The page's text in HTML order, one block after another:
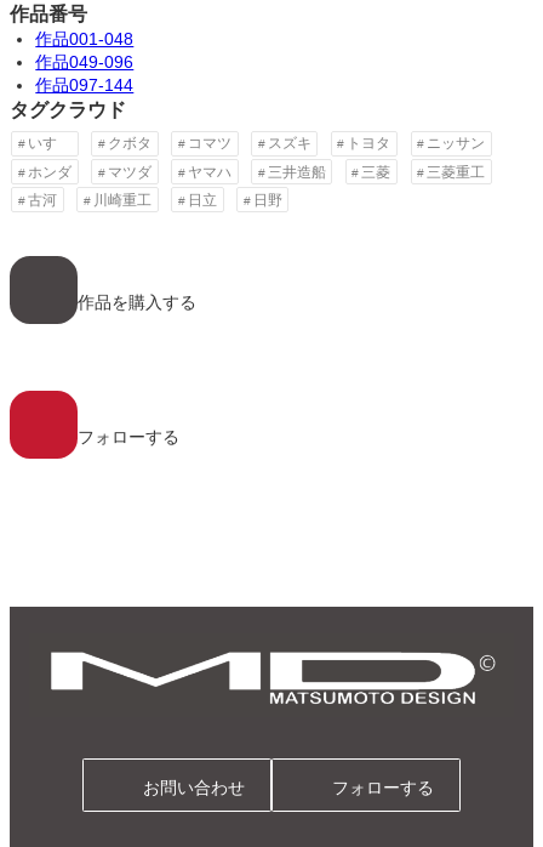
作品番号
作品001-048
作品049-096
作品097-144
タグクラウド
いすゞ クボタ コマツ スズキ トヨタ
ニッサン
ホンダ
マツダ ヤマハ 三井造船 三菱
三菱重工
古河
川崎重工 日立 日野
ア
イ
ン
リ
作品を購入する
ア
イ
ン
フォローする
お問い合わせ フォローする